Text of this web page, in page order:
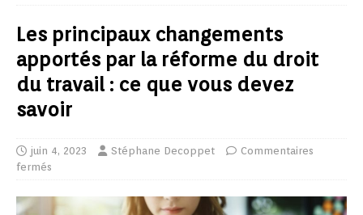
Les principaux changements
apportés par la réforme du droit
du travail : ce que vous devez
savoir
juin 4, 2023 Stéphane Decoppet
Commentaires
fermés